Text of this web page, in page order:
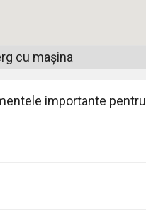
importante pentru